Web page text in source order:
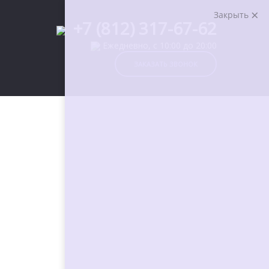
Закрыть